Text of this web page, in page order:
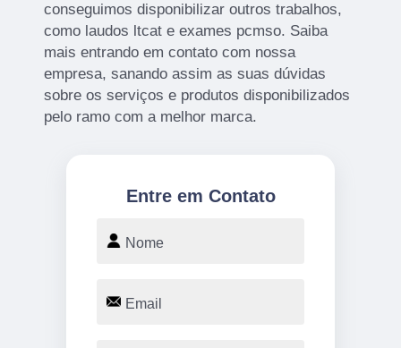
conseguimos disponibilizar outros trabalhos,
como laudos ltcat e exames pcmso. Saiba
mais entrando em contato com nossa
empresa, sanando assim as suas dúvidas
sobre os serviços e produtos disponibilizados
pelo ramo com a melhor marca.
Entre em Contato